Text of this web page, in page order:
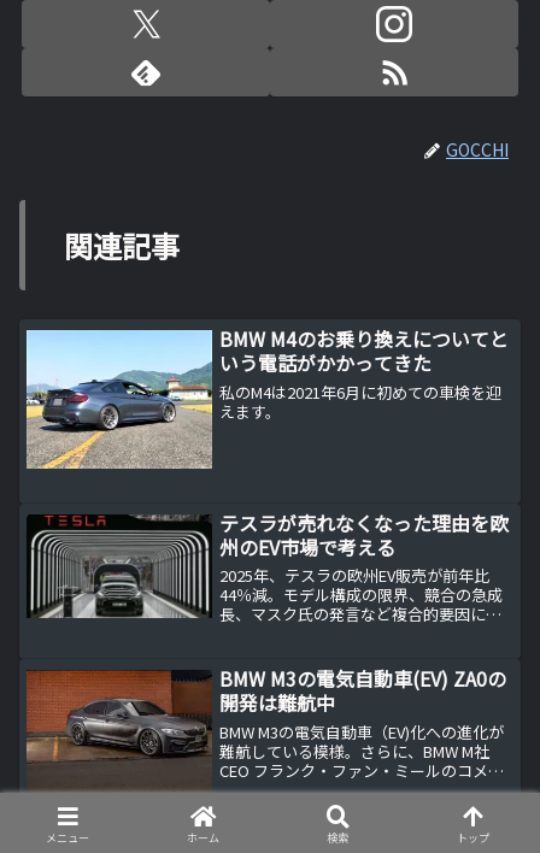
GOCCHI
関連記事
BMW M4のお乗り換えについてと
いう電話がかかってきた
私のM4は2021年6月に初めての車検を迎
えます。
テスラが売れなくなった理由を欧
州のEV市場で考える
2025年、テスラの欧州EV販売が前年比
44％減。モデル構成の限界、競合の急成
長、マスク氏の発言など複合的要因によ
説。
BMW M3の電気自動車(EV) ZA0の
開発は難航中
BMW M3の電気自動車（EV)化への進化が
難航している模様。さらに、BMW M社
CEO フランク・ファン・ミールのコメン
トや、次世代M5に関する興味深い情報や
BMW M社によるEVへの取り組みについて
もお伝えします。電気自動車（EV)へ...
BMW 8シリーズ グランクーペ
メニュー ホーム 検索 トップ